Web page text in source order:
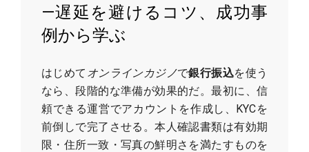
—遅延を避けるコツ、成功事
例から学ぶ
はじめて オンラインカジノで銀行振込を使う
なら、段階的な準備が効果的だ。最初に、信
頼できる運営でアカウントを作成し、KYCを
前倒しで完了させる。本人確認書類は有効期
限・住所一致・写真の鮮明さを満たすものを